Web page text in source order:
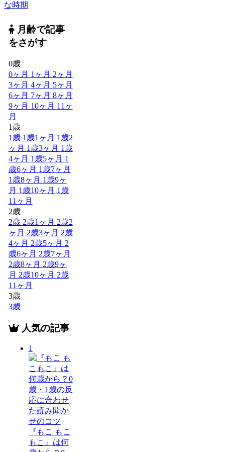
な時期
月齢で記事
をさがす
0歳
0ヶ月 1ヶ月 2ヶ月
3ヶ月 4ヶ月 5ヶ月
6ヶ月 7ヶ月 8ヶ月
9ヶ月 10ヶ月 11ヶ
月
1歳
1歳 1歳1ヶ月 1歳2
ヶ月 1歳3ヶ月 1歳
4ヶ月 1歳5ヶ月 1
歳6ヶ月 1歳7ヶ月
1歳8ヶ月 1歳9ヶ
月 1歳10ヶ月 1歳
11ヶ月
2歳
2歳 2歳1ヶ月 2歳2
ヶ月 2歳3ヶ月 2歳
4ヶ月 2歳5ヶ月 2
歳6ヶ月 2歳7ヶ月
2歳8ヶ月 2歳9ヶ
月 2歳10ヶ月 2歳
11ヶ月
3歳
3歳
人気の記事
1
『もこ もこ
もこ』は何